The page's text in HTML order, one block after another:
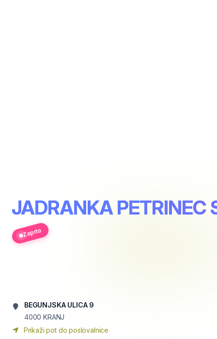
JADRANKA PETRINEC
Zaprto
BEGUNJSKA ULICA 9
4000 KRANJ
Prikaži pot do poslovalnice